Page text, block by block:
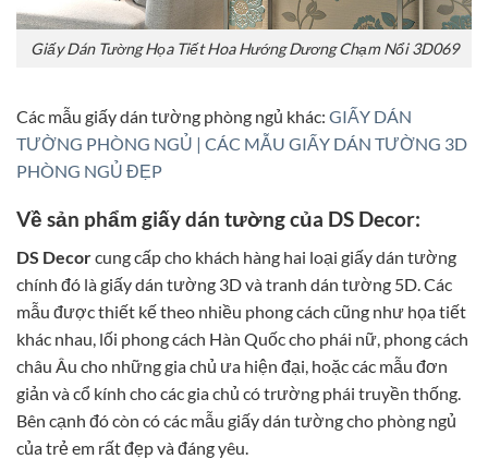
Giấy Dán Tường Họa Tiết Hoa Hướng Dương Chạm Nổi 3D069
Các mẫu giấy dán tường phòng ngủ khác: GIẤY DÁN
TƯỜNG PHÒNG NGỦ | CÁC MẪU GIẤY DÁN TƯỜNG 3D
PHÒNG NGỦ ĐẸP
Về sản phẩm giấy dán tường của DS Decor:
DS Decorcung cấp cho khách hàng hai loại giấy dán tường
chính đó là giấy dán tường 3D và tranh dán tường 5D. Các
mẫu được thiết kế theo nhiều phong cách cũng như họa tiết
khác nhau, lối phong cách Hàn Quốc cho phái nữ, phong cách
châu Âu cho những gia chủ ưa hiện đại, hoặc các mẫu đơn
giản và cổ kính cho các gia chủ có trường phái truyền thống.
Bên cạnh đó còn có các mẫu giấy dán tường cho phòng ngủ
của trẻ em rất đẹp và đáng yêu.